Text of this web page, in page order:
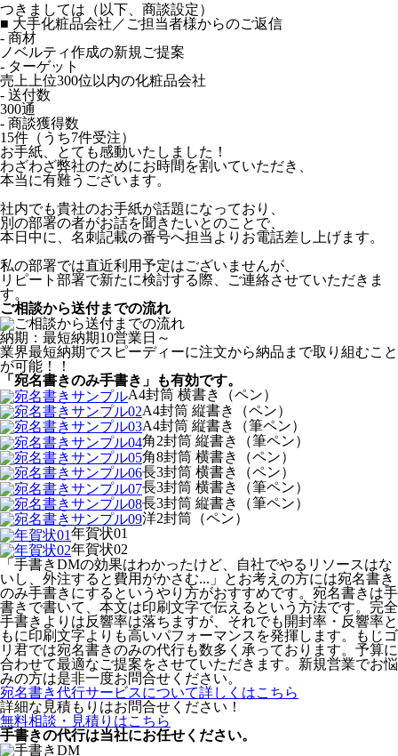
つきましては（以下、商談設定）
■ 大手化粧品会社／ご担当者様からのご返信
- 商材
ノベルティ作成の新規ご提案
- ターゲット
売上上位300位以内の化粧品会社
- 送付数
300通
- 商談獲得数
15件（うち7件受注）
お手紙、とても感動いたしました！
わざわざ弊社のためにお時間を割いていただき、
本当に有難うございます。
社内でも貴社のお手紙が話題になっており、
別の部署の者がお話を聞きたいとのことで、
本日中に、名刺記載の番号へ担当よりお電話差し上げます。
私の部署では直近利用予定はございませんが、
リピート部署で新たに検討する際、ご連絡させていただきま
す。
ご相談から送付までの流れ
納期：最短納期10営業日～
業界最短納期でスピーディーに注文から納品まで取り組むこと
が可能！！
「宛名書きのみ手書き」も有効です。
A4封筒 横書き（ペン）
A4封筒 縦書き（ペン）
A4封筒 縦書き（筆ペン）
角2封筒 縦書き（筆ペン）
角8封筒 横書き（ペン）
長3封筒 横書き（ペン）
長3封筒 横書き（筆ペン）
長3封筒 縦書き（筆ペン）
洋2封筒（ペン）
年賀状01
年賀状02
「手書きDMの効果はわかったけど、自社でやるリソースはな
いし、外注すると費用がかさむ...」とお考えの方には宛名書き
のみ手書きにするというやり方がおすすめです。宛名書きは手
書きで書いて、本文は印刷文字で伝えるという方法です。完全
手書きよりは反響率は落ちますが、それでも開封率・反響率と
もに印刷文字よりも高いパフォーマンスを発揮します。もじゴ
リ君では宛名書きのみの代行も数多く承っております。予算に
合わせて最適なご提案をさせていただきます。新規営業でお悩
みの方は是非一度お問合せください。
宛名書き代行サービスについて詳しくはこちら
詳細な見積もりはお問合せください！
無料相談・見積りはこちら
手書きの代行は当社にお任せください。